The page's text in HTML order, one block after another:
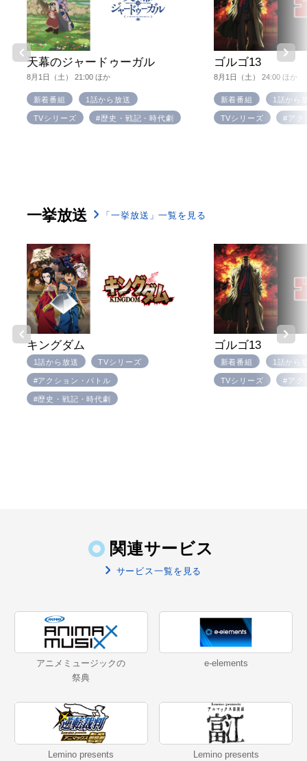
天幕のジャードゥーガル
8月1日（土） 21:00 ほか
新着番組 1話から放送
TVシリーズ #歴史・戦記・時代劇
ゴルゴ13
8月1日（土） 24:00 ほか
新着番組 1話から
TVシリーズ #アク
一挙放送 「一挙放送」一覧を見る
キングダム
1話から放送 TVシリーズ
#アクション・バトル
#歴史・戦記・時代劇
ゴルゴ13
新着番組 1話から
TVシリーズ #アク
関連サービス
サービス一覧を見る
アニメミュージックの
祭典
e-elements
Lemino presents
Lemino presents